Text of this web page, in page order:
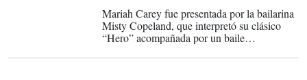
Mariah Carey fue presentada por la bailarina
Misty Copeland, que interpretó su clásico
“Hero” acompañada por un baile